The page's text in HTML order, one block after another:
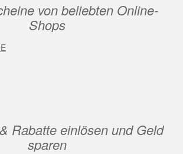
von beliebten Online-
Shops
Rabatte einlösen und Geld
sparen